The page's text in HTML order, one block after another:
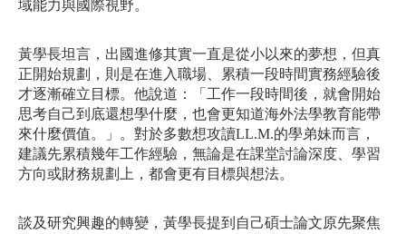
域能力與國際視野。
黃學長坦言，出國進修其實一直是從小以來的夢想，但真
正開始規劃，則是在進入職場、累積一段時間實務經驗後
才逐漸確立目標。他說道：「工作一段時間後，就會開始
思考自己到底還想學什麼，也會更知道海外法學教育能帶
來什麼價值。」。對於多數想攻讀LL.M.的學弟妹而言，
建議先累積幾年工作經驗，無論是在課堂討論深度、學習
方向或財務規劃上，都會更有目標與想法。
談及研究興趣的轉變，黃學長提到自己碩士論文原先聚焦